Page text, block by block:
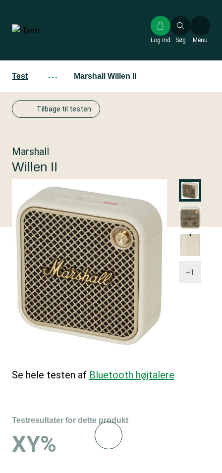
hovedindhold
Søg
Log ind Menu
Test ··· Marshall Willen II
Tilbage til testen
+1
Marshall
Willen II
Se hele testen af Bluetooth højtalere
Testresultater for dette produkt
XY%